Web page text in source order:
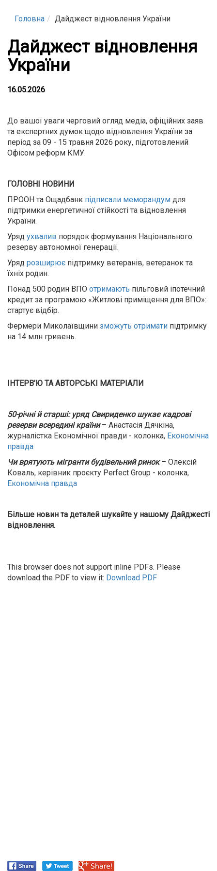
Головна Дайджест відновлення України
Дайджест відновлення
України
16.05.2026
До вашої уваги черговий огляд медіа, офіційних заяв
та експертних думок щодо відновлення України за
період за 09 - 15 травня 2026 року, підготовлений
Офісом реформ КМУ.
ГОЛОВНІ НОВИНИ
ПРООН та Ощадбанк підписали меморандум для
підтримки енергетичної стійкості та відновлення
України.
Уряд ухвалив порядок формування Національного
резерву автономної генерації.
Уряд розширює підтримку ветеранів, ветеранок та
їхніх родин.
Понад 500 родин ВПО отримають пільговий іпотечний
кредит за програмою «Житлові приміщення для ВПО»:
стартує відбір.
Фермери Миколаївщини зможуть отримати підтримку
на 14 млн гривень.
ІНТЕРВ’Ю ТА АВТОРСЬКІ МАТЕРІАЛИ
50-річні й старші: уряд Свириденко шукає кадрові
резерви всередині країни– Анастасія Дячкіна,
журналістка Економічної правди - колонка, Економічна
правда
Чи врятують мігранти будівельний ринок– Олексій
Коваль, керівник проєкту Perfеct Group - колонка,
Економічна правда
Більше новин та деталей шукайте у нашому Дайджесті
відновлення.
This browser does not support inline PDFs. Please
download the PDF to view it: Download PDF